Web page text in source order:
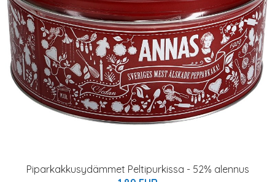
Piparkakkusydämmet Peltipurkissa - 52% alennus